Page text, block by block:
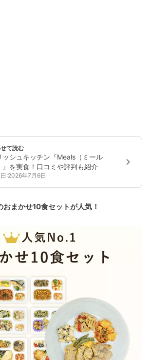
て読む
ッシュキッチン『Meals（ミール
』を実食！口コミや評判も紹介
:2026年7月6日
まかせ10食セットが人気！